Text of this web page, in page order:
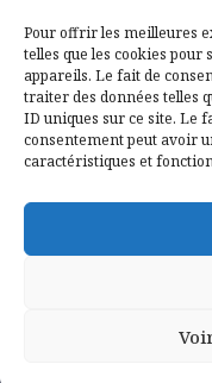
Pour offrir les meilleures
telles que les cookies
appareils. Le fait de
traiter des données telles
ID uniques sur ce site. Le
consentement peut avoir
caractéristiques et
Mentions
Politique de